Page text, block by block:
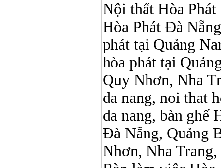
Nội thất Hòa
Hòa Phát Đà
phát tại Quảng
hòa phát tại
Quy Nhơn, Nha
da nang, noi that
da nang, bàn ghế
Đà Nẵng, Quảng
Nhơn, Nha